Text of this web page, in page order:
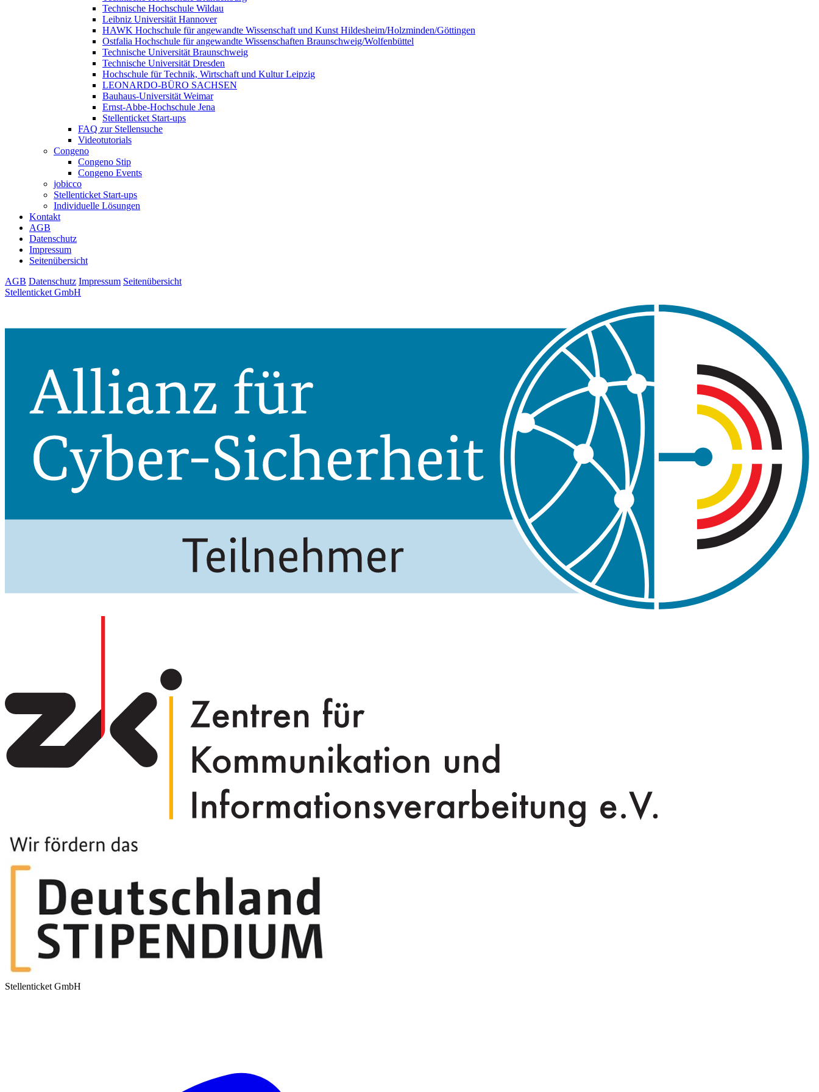
Technische Hochschule Wildau
Leibniz Universität Hannover
HAWK Hochschule für angewandte Wissenschaft und Kunst Hildesheim/Holzminden/Göttingen
Ostfalia Hochschule für angewandte Wissenschaften Braunschweig/Wolfenbüttel
Technische Universität Braunschweig
Technische Universität Dresden
Hochschule für Technik, Wirtschaft und Kultur Leipzig
LEONARDO-BÜRO SACHSEN
Bauhaus-Universität Weimar
Ernst-Abbe-Hochschule Jena
Stellenticket Start-ups
FAQ zur Stellensuche
Videotutorials
Congeno
Congeno Stip
Congeno Events
jobicco
Stellenticket Start-ups
Individuelle Lösungen
Kontakt
AGB
Datenschutz
Impressum
Seitenübersicht
AGB Datenschutz Impressum Seitenübersicht
Stellenticket GmbH
Stellenticket GmbH